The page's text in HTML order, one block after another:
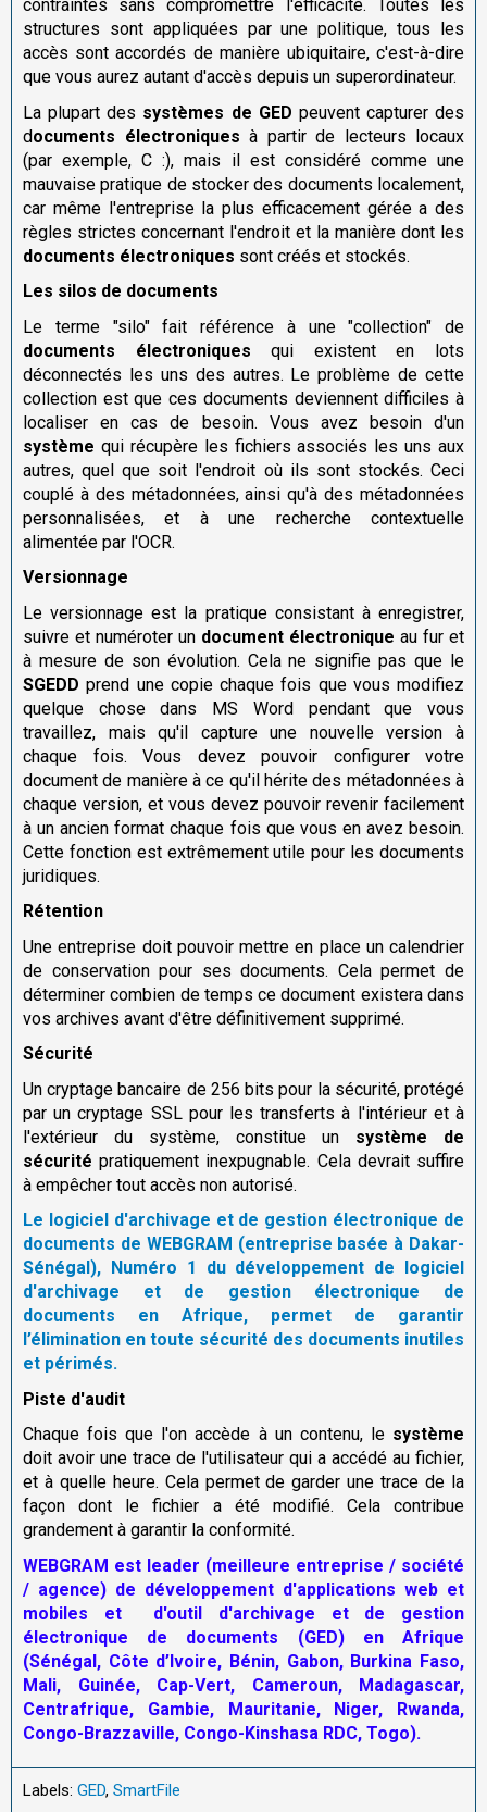
contraintes sans compromettre l'efficacité. Toutes les
structures sont appliquées par une politique, tous les
accès sont accordés de manière ubiquitaire, c'est-à-dire
que vous aurez autant d'accès depuis un superordinateur.
La plupart des systèmes de GED peuvent capturer des
documents électroniques à partir de lecteurs locaux
(par exemple, C :), mais il est considéré comme une
mauvaise pratique de stocker des documents localement,
car même l'entreprise la plus efficacement gérée a des
règles strictes concernant l'endroit et la manière dont les
documents électroniques sont créés et stockés.
Les silos de documents
Le terme "silo" fait référence à une "collection" de
documents électroniques qui existent en lots
déconnectés les uns des autres. Le problème de cette
collection est que ces documents deviennent difficiles à
localiser en cas de besoin. Vous avez besoin d'un
système qui récupère les fichiers associés les uns aux
autres, quel que soit l'endroit où ils sont stockés. Ceci
couplé à des métadonnées, ainsi qu'à des métadonnées
personnalisées, et à une recherche contextuelle
alimentée par l'OCR.
Versionnage
Le versionnage est la pratique consistant à enregistrer,
suivre et numéroter un document électronique au fur et
à mesure de son évolution. Cela ne signifie pas que le
SGEDDprend une copie chaque fois que vous modifiez
quelque chose dans MS Word pendant que vous
travaillez, mais qu'il capture une nouvelle version à
chaque fois. Vous devez pouvoir configurer votre
document de manière à ce qu'il hérite des métadonnées à
chaque version, et vous devez pouvoir revenir facilement
à un ancien format chaque fois que vous en avez besoin.
Cette fonction est extrêmement utile pour les documents
juridiques.
Rétention
Une entreprise doit pouvoir mettre en place un calendrier
de conservation pour ses documents. Cela permet de
déterminer combien de temps ce document existera dans
vos archives avant d'être définitivement supprimé.
Sécurité
Un cryptage bancaire de 256 bits pour la sécurité, protégé
par un cryptage SSL pour les transferts à l'intérieur et à
l'extérieur du système, constitue un système de
sécurité pratiquement inexpugnable. Cela devrait suffire
à empêcher tout accès non autorisé.
Le logiciel d'archivage et de gestion électronique de
documents de WEBGRAM (entreprise basée à Dakar-
Sénégal), Numéro 1 du développement de logiciel
d'archivage et de gestion électronique de
documents en Afrique, permet de garantir
l’élimination en toute sécurité des documents inutiles
et périmés.
Piste d'audit
Chaque fois que l'on accède à un contenu, le système
doit avoir une trace de l'utilisateur qui a accédé au fichier,
et à quelle heure. Cela permet de garder une trace de la
façon dont le fichier a été modifié. Cela contribue
grandement à garantir la conformité.
WEBGRAM est leader (meilleure entreprise / société
/ agence) de développement d'applications web et
mobiles et d'outil d'archivage et de gestion
électronique de documents (GED) en Afrique
(Sénégal, Côte d’Ivoire, Bénin, Gabon, Burkina Faso,
Mali, Guinée, Cap-Vert, Cameroun, Madagascar,
Centrafrique, Gambie, Mauritanie, Niger, Rwanda,
Congo-Brazzaville, Congo-Kinshasa RDC, Togo).
Labels: GED, SmartFile